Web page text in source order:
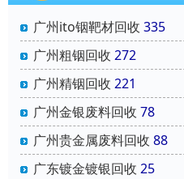
广州ito铟靶材回收 335
广州粗铟回收 272
广州精铟回收 221
广州金银废料回收 78
广州贵金属废料回收 88
广东镀金镀银回收 25